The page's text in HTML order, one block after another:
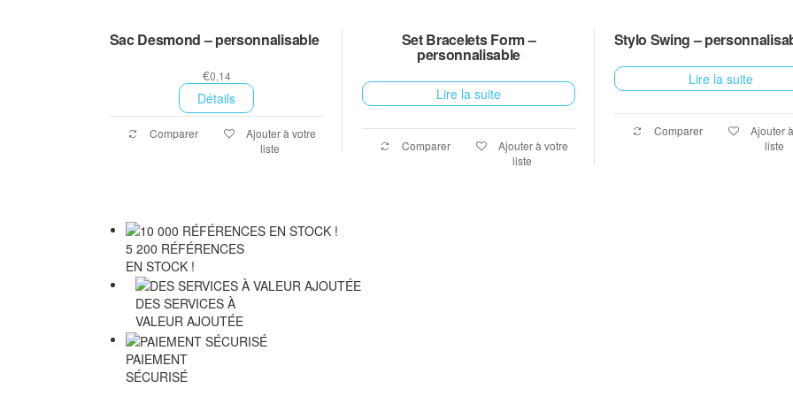
Sac Desmond – personnalisable
€0,14
Détails
Comparer
Ajouter à votre
liste
Set Bracelets Form –
personnalisable
Lire la suite
Comparer
Ajouter à votre
liste
Stylo Swing –
Lire la suite
Comparer
Ajouter
liste
5 200 RÉFÉRENCES
EN STOCK !
DES SERVICES À
VALEUR AJOUTÉE
PAIEMENT
SÉCURISÉ